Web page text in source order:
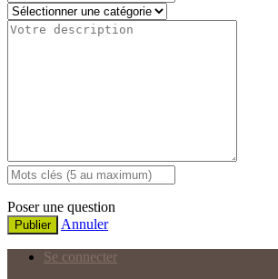
Poser une question
Publier Annuler
Se connecter